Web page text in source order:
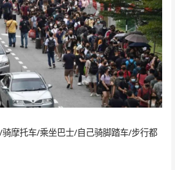
摩托车/乘坐巴士/自己骑脚踏车/步行都